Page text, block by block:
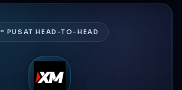
* PUSAT HEAD-TO-HEAD